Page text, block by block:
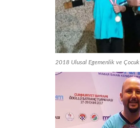
2018 Ulusal Egemenlik ve Çocuk